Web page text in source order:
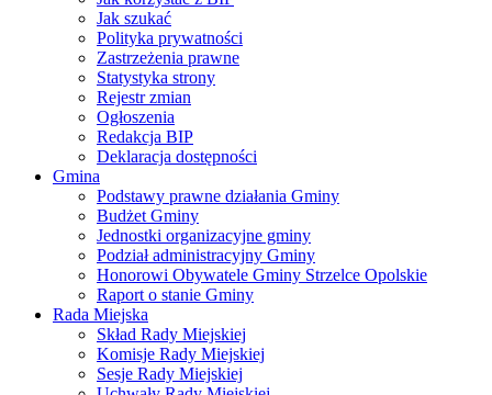
Jak szukać
Polityka prywatności
Zastrzeżenia prawne
Statystyka strony
Rejestr zmian
Ogłoszenia
Redakcja BIP
Deklaracja dostępności
Gmina
Podstawy prawne działania Gminy
Budżet Gminy
Jednostki organizacyjne gminy
Podział administracyjny Gminy
Honorowi Obywatele Gminy Strzelce Opolskie
Raport o stanie Gminy
Rada Miejska
Skład Rady Miejskiej
Komisje Rady Miejskiej
Sesje Rady Miejskiej